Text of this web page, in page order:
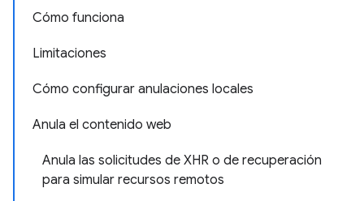
Cómo funciona
Limitaciones
Cómo configurar anulaciones locales
Anula el contenido web
Anula las solicitudes de XHR o de recuperación
para simular recursos remotos